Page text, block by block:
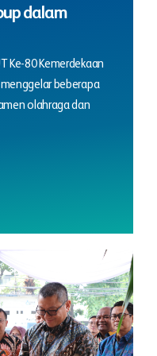
dalam
Ke-80 Kemerdekaan
beberapa
olahraga dan